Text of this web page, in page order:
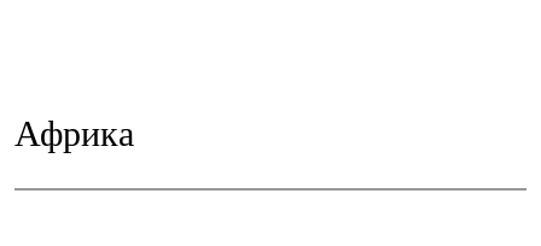
Африка